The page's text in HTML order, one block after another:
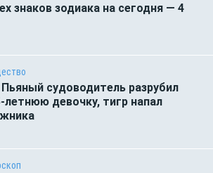
знаков зодиака на сегодня — 4
Пьяный судоводитель разрубил
летнюю девочку, тигр напал